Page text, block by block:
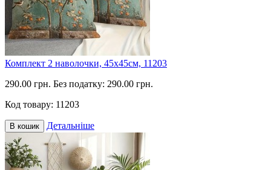
Комплект 2 наволочки, 45х45см, 11203
290.00 грн. Без податку: 290.00 грн.
Код товару: 11203
В кошик Детальніше